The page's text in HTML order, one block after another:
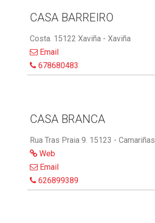
CASA BARREIRO
Costa. 15122 Xaviña - Xaviña
Email
678680483
CASA BRANCA
Rua Tras Praia 9. 15123 - Camariñas
Web
Email
626899389